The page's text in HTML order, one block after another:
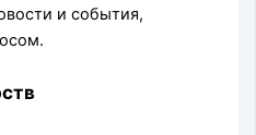
и события,